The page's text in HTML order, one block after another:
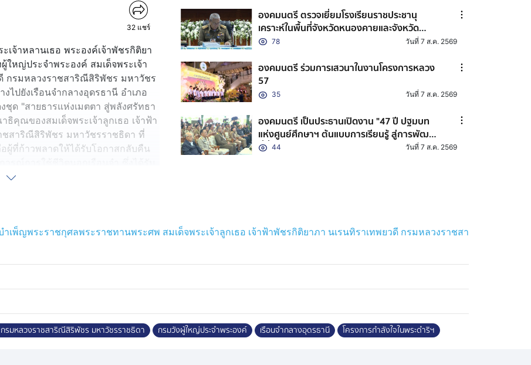
32 แชร์
จ้าหลานเธอ พระองค์เจ้าพัชรกิติยา
หญ่ประจำพระองค์ สมเด็จพระเจ้า
กรมหลวงราชสาริณีสิริพัชร มหาวัชร
ไปยังเรือนจำกลางอุดรธานี อำเภอ
ชุด "สายธารแห่งเมตตา สู่พลังศรัทธา
คุณของสมเด็จพระเจ้าลูกเธอ เจ้าฟ้า
ชสาริณีสิริพัชร มหาวัชรราชธิดา ที่
ผู้ที่ก้าวพลาดให้ได้รับโอกาสกลับคืน
ด้ที่มั่นคง สามารถเลี้ยงดูตนเองและ
พร้อมชมการฝึกอาชีพของผู้ต้องขัง
, ช่างแกะสลักไม้ด้วยมือ และงาน
ง (Virtual Reality) การเรียนรู้อาชีพ
ยนรู้ที่ไม่จำกัด และสร้าง
บอาชีพ โดยทดลองทำกิจกรรมอาชีพ
าฯ
องคมนตรี ตรวจเยี่ยมโรงเรียนราชประชานุ
เคราะห์ในพื้นที่จังหวัดหนองคายและจังหวัด
ขอนแก่น
78 วันที่ 7 ส.ค. 2569
องคมนตรี ร่วมการเสวนาในงานโครงการหลวง
57
35 วันที่ 7 ส.ค. 2569
องคมนตรี เป็นประธานเปิดงาน "47 ปี ปฐมบท
แห่งศูนย์ศึกษาฯ ต้นแบบการเรียนรู้ สู่การพัฒนา
ที่ยั่งยืน" ณ ศูนย์ศึกษาการพัฒนาเขาหินซ้อนอัน
44 วันที่ 7 ส.ค. 2569
เพ็ญพระราชกุศลพระราชทานพระศพ สมเด็จพระเจ้าลูกเธอ เจ้าฟ้าพัชรกิติยาภา นเรนทิราเทพยวดี กรมหลวงราชสา
กรมหลวงราชสาริณีสิริพัชร มหาวัชรราชธิดา กรมวังผู้ใหญ่ประจำพระองค์ เรือนจำกลางอุดรธานี โครงการกำลังใจในพระดำริฯ